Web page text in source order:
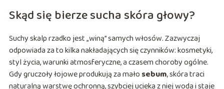
Skąd się bierze sucha skóra głowy?
Suchy skalp rzadko jest „winą” samych włosów. Zazwyczaj
odpowiada za to kilka nakładających się czynników: kosmetyki,
styl życia, warunki atmosferyczne, a czasem choroby ogólne.
Gdy gruczoły łojowe produkują za mało sebum, skóra traci
naturalną warstwę ochronną, szybciej ucieka z niej woda i staje